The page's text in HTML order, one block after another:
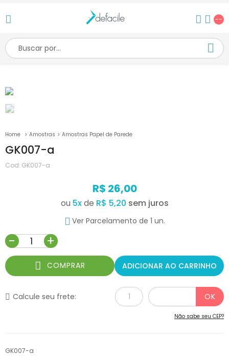
--
Amostras Amostras Papel de Parede
GK007-a
Cod: GK007-a
R$ 26,00
ou 5xde R$ 5,20
Ver Parcelamento de 1 un.
- +
COMPRAR ADICIONAR AO CARRINHO
Calcule seu frete:
Não sabe seu CEP?
GK007-a